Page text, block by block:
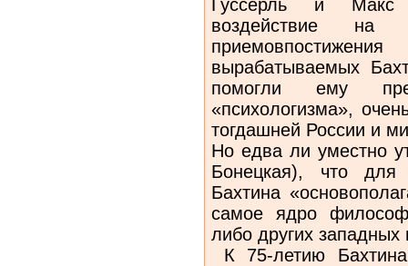
Гуссерль и Макс
воздействие на
вырабатываемых
помогли ему
«психологизма»,
тогдашней России и
Но едва ли уместно
Бонецкая), что для
Бахтина
самое ядро
либо других
К 75-летию